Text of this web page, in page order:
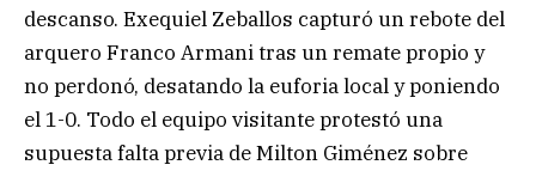
descanso. Exequiel Zeballos capturó un rebote del
arquero Franco Armani tras un remate propio y
no perdonó, desatando la euforia local y poniendo
el 1-0. Todo el equipo visitante protestó una
supuesta falta previa de Milton Giménez sobre